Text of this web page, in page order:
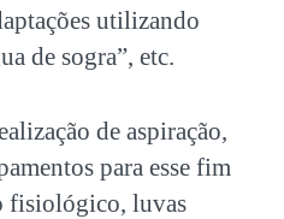
utilizando
de sogra”, etc.
de aspiração,
para esse fim
fisiológico, luvas